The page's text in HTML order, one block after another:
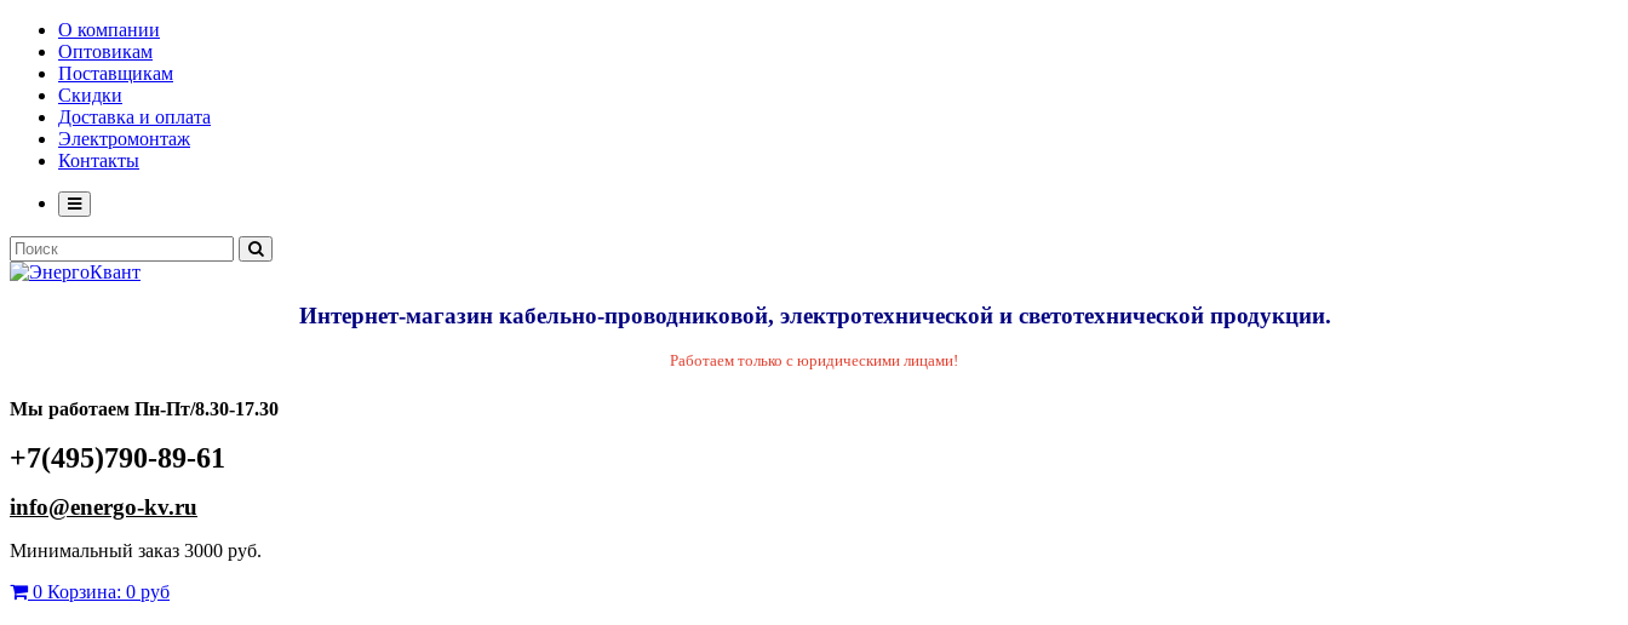
О компании
Оптовикам
Поставщикам
Скидки
Доставка и оплата
Электромонтаж
Контакты
Интернет-магазин кабельно-проводниковой, электротехнической и светотехнической продукции.
Работаем только с юридическими лицами!
Мы работаем Пн-Пт/8.30-17.30
+7(495)790-89-61
info@energo-kv.ru
Минимальный заказ 3000 руб.
0 Корзина: 0 руб